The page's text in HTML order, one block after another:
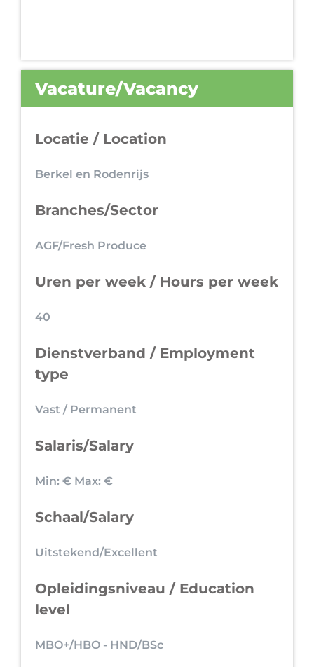
Vacature/Vacancy
Locatie / Location
Berkel en Rodenrijs
Branches/Sector
AGF/Fresh Produce
Uren per week / Hours per week
40
Dienstverband / Employment
type
Vast / Permanent
Salaris/Salary
Min: € Max: €
Schaal/Salary
Uitstekend/Excellent
Opleidingsniveau / Education
level
MBO+/HBO - HND/BSc